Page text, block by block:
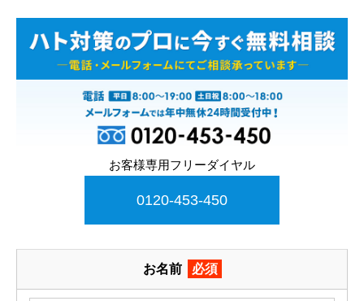
お客様専用フリーダイヤル
0120-453-450
お名前 必須